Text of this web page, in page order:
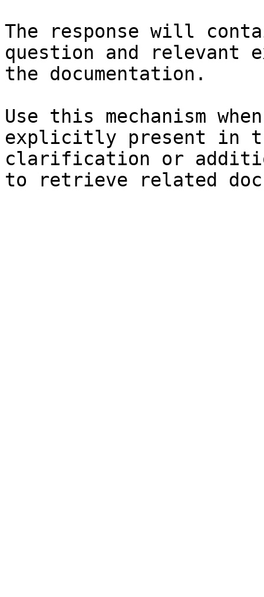
The response will
question and relevant
the documentation.
Use this mechanism
explicitly present in
clarification or